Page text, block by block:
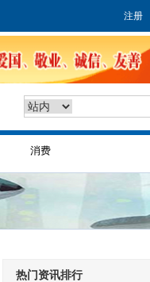
注册
消费
热门资讯排行